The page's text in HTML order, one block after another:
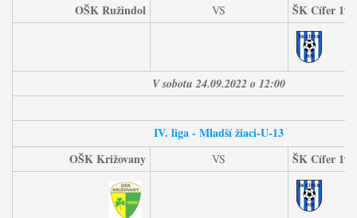
OŠK Ružindol
VS ŠK Cífer
V sobotu 24.09.2022 o 12:00
IV. liga - Mladší žiaci-U-13
OŠK Križovany
VS ŠK Cífer